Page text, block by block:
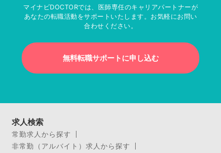
マイナビDOCTORでは、医師専任のキャリアパートナーが
あなたの転職活動をサポートいたします。お気軽にお問い
合わせください。
無料転職サポートに申し込む
求人検索
常勤求人から探す
非常勤（アルバイト）求人から探す